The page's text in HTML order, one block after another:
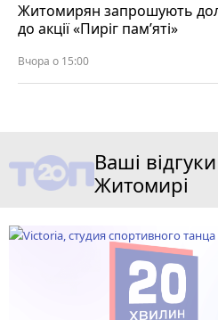
Житомирян запрошують
до акції «Пиріг пам’яті»
Вчора о 15:00
Ваші
Житомирі